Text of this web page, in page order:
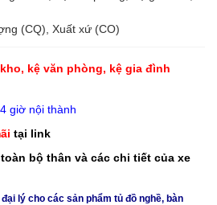
(CQ), Xuất xứ (CO)
kệ văn phòng, kệ gia đình
giờ nội thành
tại link
bộ thân và các chi tiết của xe
lý cho các sản phẩm tủ đồ nghề, bàn